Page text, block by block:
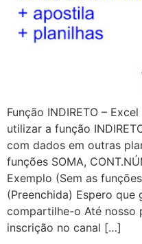
Função INDIRETO –
utilizar a função
com dados em outras
funções SOMA,
Exemplo (Sem as
(Preenchida) Espero
compartilhe-o Até nosso
inscrição no canal […]